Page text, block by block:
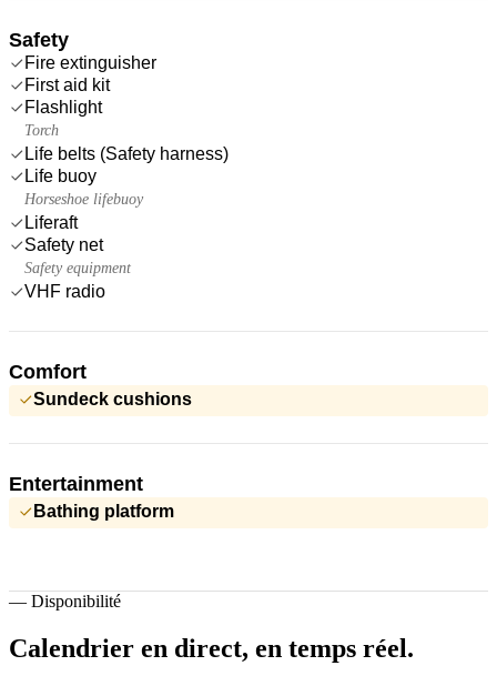
Safety
Fire extinguisher
First aid kit
Flashlight
Torch
Life belts (Safety harness)
Life buoy
Horseshoe lifebuoy
Liferaft
Safety net
Safety equipment
VHF radio
Comfort
Sundeck cushions
Entertainment
Bathing platform
— Disponibilité
Calendrier en direct, en temps réel.